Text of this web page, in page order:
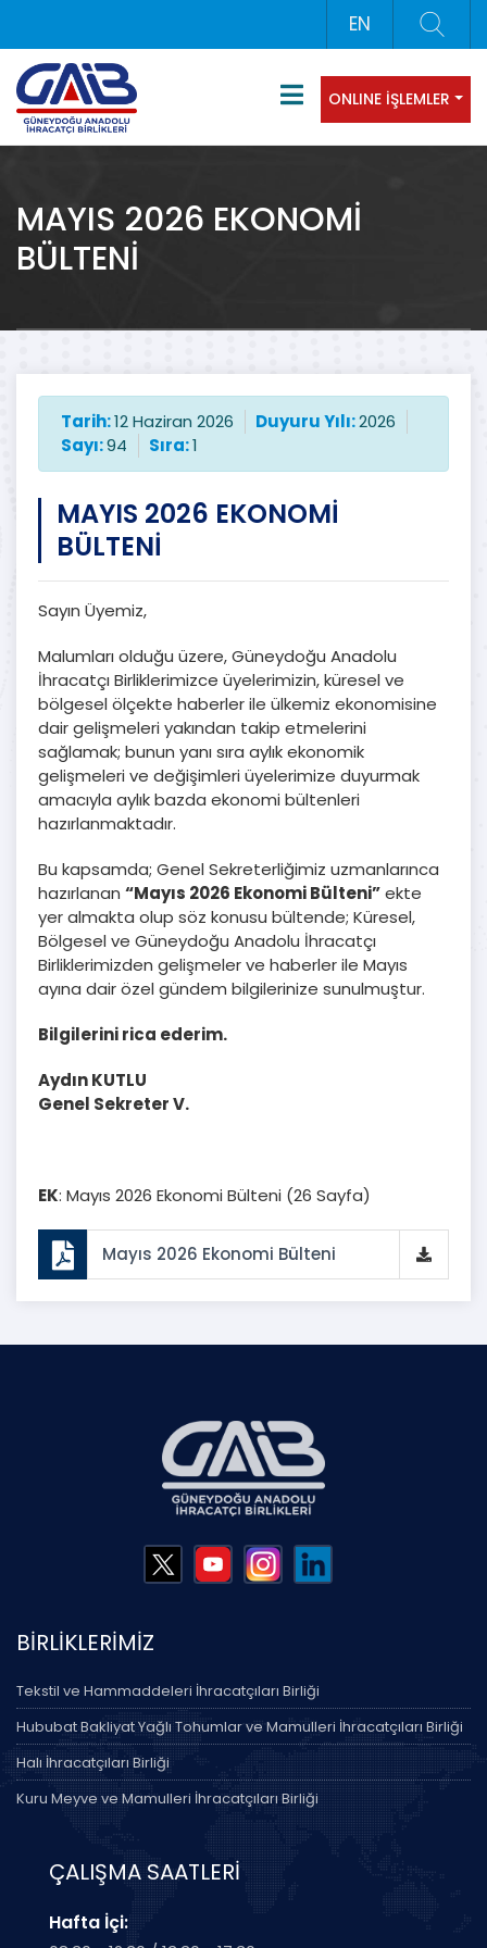
EN
ONLINE İŞLEMLER
MAYIS 2026 EKONOMİ
BÜLTENİ
Tarih:12 Haziran 2026 Duyuru Yılı:2026
Sayı:94 Sıra:1
MAYIS 2026 EKONOMİ
BÜLTENİ
Sayın Üyemiz,
Malumları olduğu üzere, Güneydoğu Anadolu
İhracatçı Birliklerimizce üyelerimizin, küresel ve
bölgesel ölçekte haberler ile ülkemiz ekonomisine
dair gelişmeleri yakından takip etmelerini
sağlamak; bunun yanı sıra aylık ekonomik
gelişmeleri ve değişimleri üyelerimize duyurmak
amacıyla aylık bazda ekonomi bültenleri
hazırlanmaktadır.
Bu kapsamda; Genel Sekreterliğimiz uzmanlarınca
hazırlanan “Mayıs 2026 Ekonomi Bülteni”ekte
yer almakta olup söz konusu bültende; Küresel,
Bölgesel ve Güneydoğu Anadolu İhracatçı
Birliklerimizden gelişmeler ve haberler ile Mayıs
ayına dair özel gündem bilgilerinize sunulmuştur.
Bilgilerini rica ederim.
Aydın KUTLU
Genel Sekreter V.
EK: Mayıs 2026 Ekonomi Bülteni (26 Sayfa)
Mayıs 2026 Ekonomi Bülteni
BİRLİKLERİMİZ
Tekstil ve Hammaddeleri İhracatçıları Birliği
Hububat Bakliyat Yağlı Tohumlar ve Mamulleri İhracatçıları Birliği
Halı İhracatçıları Birliği
Kuru Meyve ve Mamulleri İhracatçıları Birliği
ÇALIŞMA SAATLERİ
Hafta İçi: